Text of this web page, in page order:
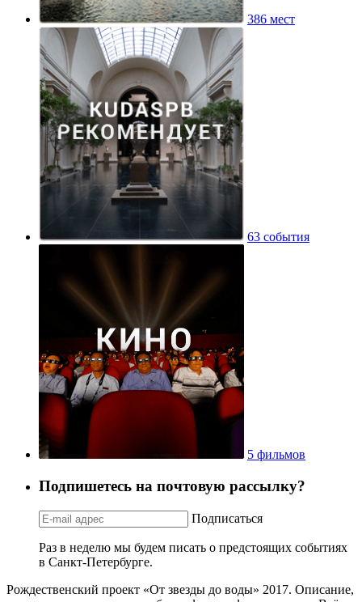
386 мест
63 события
5 фильмов
Подпишетесь на почтовую рассылку?
Подписаться
Раз в неделю мы будем писать о предстоящих событиях
в Санкт-Петербурге.
Рождественский проект «От звезды до воды» 2017. Описание,